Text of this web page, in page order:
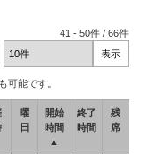
41 -50件 /66件
可能です。
曜
日
開始
時間
▲
終了
時間
残
席